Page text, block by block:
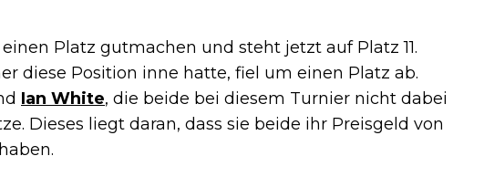
Platz gutmachen und steht jetzt auf Platz 11.
diese Position inne hatte, fiel um einen Platz ab.
Ian White, die beide bei diesem Turnier nicht dabei
Dieses liegt daran, dass sie beide ihr Preisgeld von